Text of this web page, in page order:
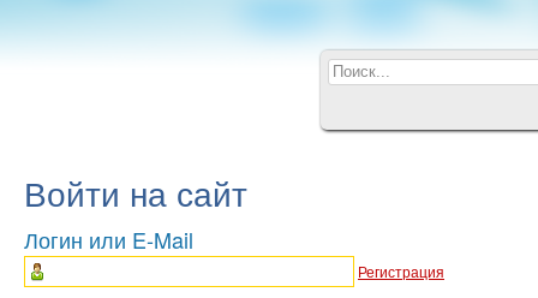
Войти на сайт
Логин или E-Mail
Регистрация